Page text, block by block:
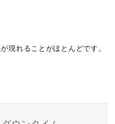
現れることがほとんどです。